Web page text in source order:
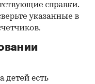
справки.
указанные в
детей есть